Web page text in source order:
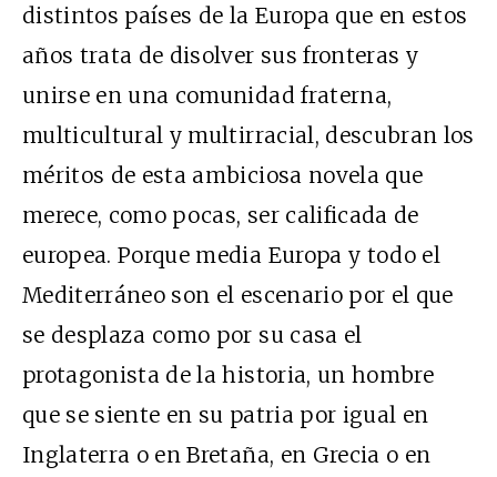
distintos países de la Europa que en estos
años trata de disolver sus fronteras y
unirse en una comunidad fraterna,
multicultural y multirracial, descubran los
méritos de esta ambiciosa novela que
merece, como pocas, ser calificada de
europea. Porque media Europa y todo el
Mediterráneo son el escenario por el que
se desplaza como por su casa el
protagonista de la historia, un hombre
que se siente en su patria por igual en
Inglaterra o en Bretaña, en Grecia o en